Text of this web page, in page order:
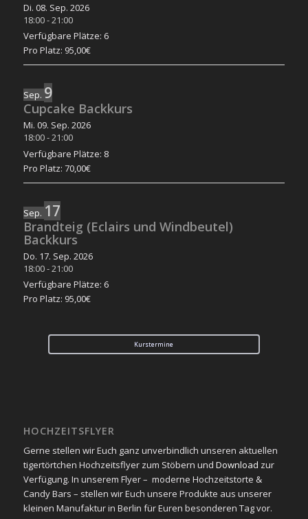
Di. 08. Sep. 2026
18:00-21:00
Verfügbare Plätze: 6
Pro Platz: 95,00€
Sep.9
Cupcake Backkurs
Mi. 09. Sep. 2026
18:00-21:00
Verfügbare Plätze: 8
Pro Platz: 70,00€
Sep.17
Brandteig (Eclairs und Windbeutel)
Backkurs
Do. 17. Sep. 2026
18:00-21:00
Verfügbare Plätze: 6
Pro Platz: 95,00€
Kurstermine
HOCHZEITSFLYER
Gerne stellen wir Euch ganz unverbindlich unseren aktuellen
tigertörtchen Hochzeitsflyer zum Stöbern und Download zur
Verfügung. In unserem Flyer – moderne Hochzeitstorte &
Candy Bars – stellen wir Euch unsere Produkte aus unserer
kleinen Manufaktur in Berlin für Euren besonderen Tag vor.